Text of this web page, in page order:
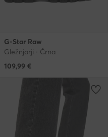
G-Star Raw
Gležnjarji · Črna
109,99 €